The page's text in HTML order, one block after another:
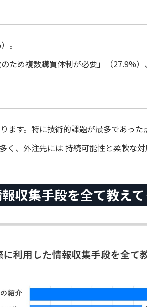
。
ため複数購買体制が必要」（27.9%
す。特に技術的課題が最多であっ
、外注先には 持続可能性と柔軟な
収集⼿段を全て教え